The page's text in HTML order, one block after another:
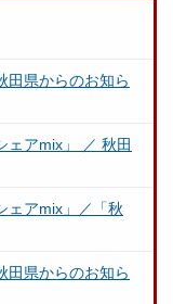
県からのお知ら
アmix」 ／ 秋田
アmix」／「秋
県からのお知ら